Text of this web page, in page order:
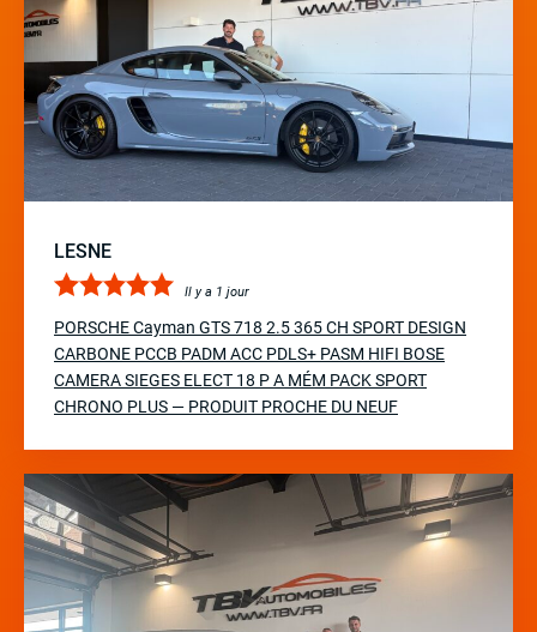
LESNE
Il y a 1 jour
PORSCHE Cayman GTS 718 2.5 365 CH SPORT DESIGN
CARBONE PCCB PADM ACC PDLS+ PASM HIFI BOSE
CAMERA SIEGES ELECT 18 P A MÉM PACK SPORT
CHRONO PLUS — PRODUIT PROCHE DU NEUF